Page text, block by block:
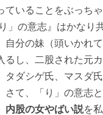
ていることをぶっち
」の意志』はかなり
自分の妹（頭いかれ
るし、二股された元
タダシゲ氏、マスダ
さて、「り」の意志
内股の女やばい説を